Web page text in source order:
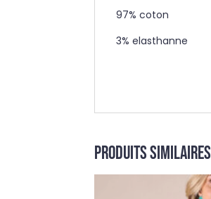
97% coton
3% elasthanne
Produits similaires